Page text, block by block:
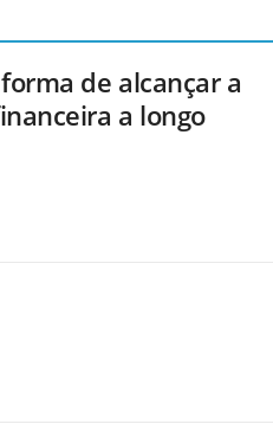
de alcançar a
a longo